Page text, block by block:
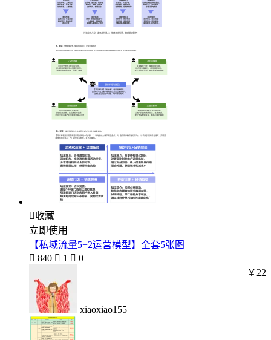
收藏
立即使用
【私域流量5+2运营模型】全套5张图
 840  1  0
xiaoxiao155
￥22